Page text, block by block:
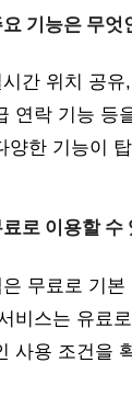
기능은 무엇
간 위치 공유
연락 기능 등
양한 기능이
로 이용할 수
무료로 기본
비스는 유료
사용 조건을